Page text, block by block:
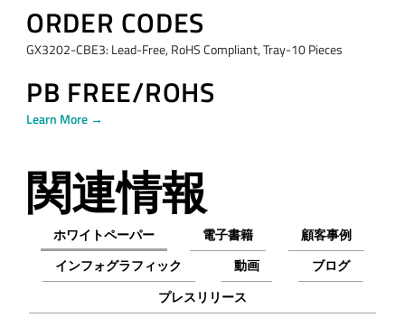
ORDER CODES
GX3202-CBE3: Lead-Free, RoHS Compliant, Tray-10 Pieces
PB FREE/ROHS
Learn More →
関連情報
ホワイトペーパー 電子書籍
顧客事例
インフォグラフィック
動画
ブログ
プレスリリース